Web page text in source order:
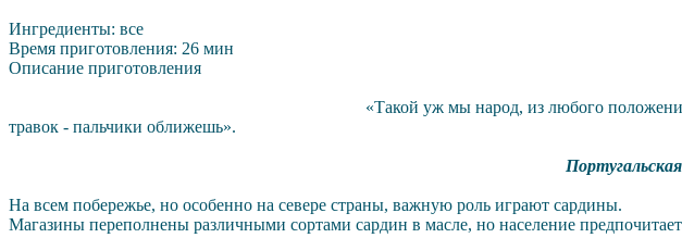
Ингредиенты: все
Время приготовления: 26 мин
Описание приготовления
«Такой уж мы народ, из любого положения с успехом выйдем,
травок - пальчики оближешь».
Португальская
На всем побережье, но особенно на севере страны, важную роль играют сардины.
Магазины переполнены различными сортами сардин в масле, но население